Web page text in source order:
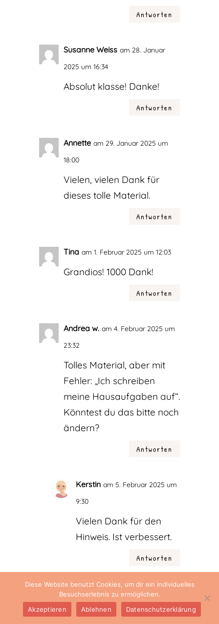
Antworten
Susanne Weiss am 28. Januar
2025 um 16:34
Absolut klasse! Danke!
Antworten
Annette am 29. Januar 2025 um
18:00
Vielen, vielen Dank für
dieses tolle Material.
Antworten
Tina am 1. Februar 2025 um 12:03
Grandios! 1000 Dank!
Antworten
Andrea w. am 4. Februar 2025 um
23:32
Tolles Material, aber mit
Fehler: „Ich schreiben
meine Hausaufgaben auf“.
Könntest du das bitte noch
ändern?
Antworten
Kerstin am 5. Februar 2025 um
9:30
Vielen Dank für den
Hinweis. Ist verbessert.
Antworten
Cornelia am 5. Februar 2025 um
15:37
Diese Website benutzt Cookies, um dir ein individuelles
Besuchserlebnis zu ermöglichen.
Akzeptieren
Ablehnen Datenschutzerklärung